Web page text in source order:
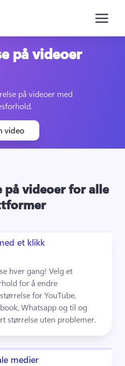
på videoer
på videoer med
video
på videoer for alle
et klikk
hver gang! Velg et
for å endre
for YouTube,
Whatsapp og til og
størrelse uten problemer.
medier